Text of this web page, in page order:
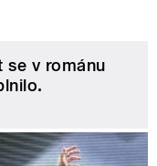
se v románu